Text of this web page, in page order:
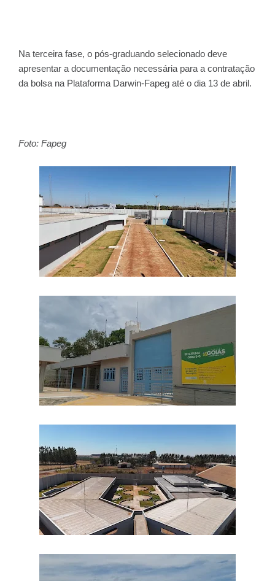
Na terceira fase, o pós-graduando selecionado deve
apresentar a documentação necessária para a contratação
da bolsa na Plataforma Darwin-Fapeg até o dia 13 de abril.
Foto: Fapeg